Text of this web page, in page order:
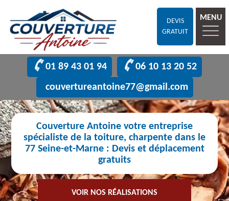
DEVIS
GRATUIT
MENU
01 89 43 01 94
06 10 13 20 52
couvertureantoine77@gmail.com
Couverture Antoine votre entreprise
spécialiste de la toiture, charpente dans le
77 Seine-et-Marne : Devis et déplacement
gratuits
VOIR NOS RÉALISATIONS